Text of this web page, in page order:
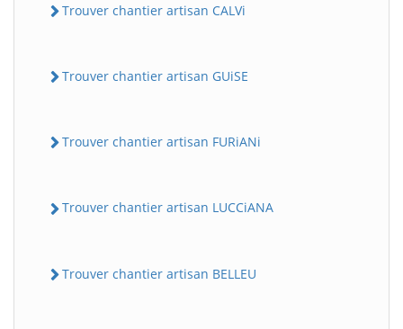
Trouver chantier artisan CALVi
Trouver chantier artisan GUiSE
Trouver chantier artisan FURiANi
Trouver chantier artisan LUCCiANA
Trouver chantier artisan BELLEU